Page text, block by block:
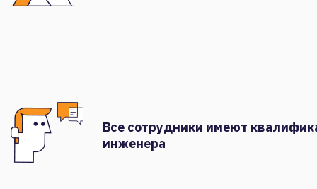
Все сотрудники имеют
инженера